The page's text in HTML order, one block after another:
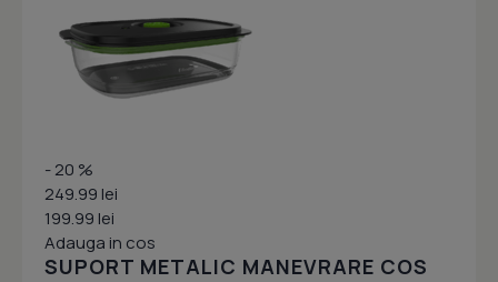
- 20 %
249.99 lei
199.99 lei
Adauga in cos
SUPORT METALIC MANEVRARE COS